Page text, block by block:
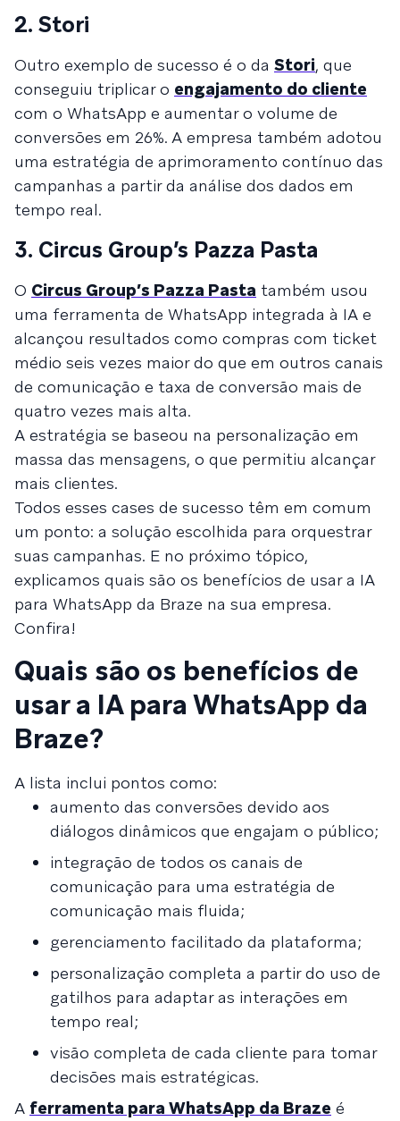
2. Stori
Outro exemplo de sucesso é o da Stori, que
conseguiu triplicar o engajamento do cliente
com o WhatsApp e aumentar o volume de
conversões em 26%. A empresa também adotou
uma estratégia de aprimoramento contínuo das
campanhas a partir da análise dos dados em
tempo real.
3. Circus Group’s Pazza Pasta
O Circus Group’s Pazza Pasta também usou
uma ferramenta de WhatsApp integrada à IA e
alcançou resultados como compras com ticket
médio seis vezes maior do que em outros canais
de comunicação e taxa de conversão mais de
quatro vezes mais alta.
A estratégia se baseou na personalização em
massa das mensagens, o que permitiu alcançar
mais clientes.
Todos esses cases de sucesso têm em comum
um ponto: a solução escolhida para orquestrar
suas campanhas. E no próximo tópico,
explicamos quais são os benefícios de usar a IA
para WhatsApp da Braze na sua empresa.
Confira!
Quais são os benefícios de
usar a IA para WhatsApp da
Braze?
A lista inclui pontos como:
aumento das conversões devido aos
diálogos dinâmicos que engajam o público;
integração de todos os canais de
comunicação para uma estratégia de
comunicação mais fluida;
gerenciamento facilitado da plataforma;
personalização completa a partir do uso de
gatilhos para adaptar as interações em
tempo real;
visão completa de cada cliente para tomar
decisões mais estratégicas.
A ferramenta para WhatsApp da Braze é